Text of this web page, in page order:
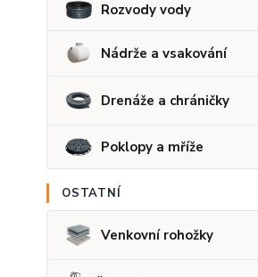
Rozvody vody
Nádrže a vsakování
Drenáže a chráničky
Poklopy a mříže
OSTATNÍ
Venkovní rohožky